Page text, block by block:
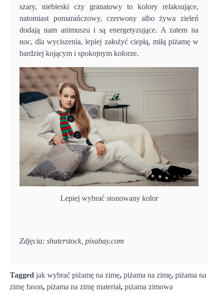
szary, niebieski czy granatowy to kolory relaksujące,
natomiast pomarańczowy, czerwony albo żywa zieleń
dodają nam animuszu i są energetyzujące. A zatem na
noc, dla wyciszenia, lepiej założyć ciepłą, miłą piżamę w
bardziej kojącym i spokojnym kolorze.
Lepiej wybrać stonowany kolor
Zdjęcia: shuterstock, pixabay.com
Tagged jak wybrać piżamę na zimę, piżama na zimę, piżama na
zimę fason, piżama na zimę materiał, piżama zimowa